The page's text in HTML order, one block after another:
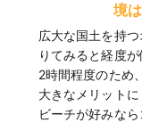
境
広大な国土を持
りてみると経度
2時間程度のため
大きなメリット
ビーチが好みな